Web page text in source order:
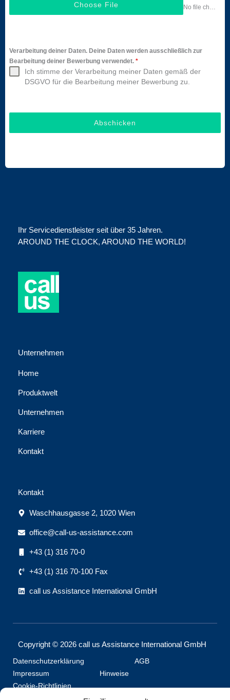
Choose File
Verarbeitung deiner Daten. Deine Daten werden ausschließlich zur
Bearbeitung deiner Bewerbung verwendet. *
Ich stimme der Verarbeitung meiner Daten gemäß der
DSGVO für die Bearbeitung meiner Bewerbung zu.
Abschicken
Ihr Servicedienstleister seit über 35 Jahren.
AROUND THE CLOCK, AROUND THE WORLD!
Unternehmen
Home
Produktwelt
Unternehmen
Karriere
Kontakt
Kontakt
Waschhausgasse 2, 1020 Wien
office@call-us-assistance.com​
+43 (1) 316 70-0
+43 (1) 316 70-100 Fax
call us Assistance International GmbH
Copyright © 2026 call us Assistance International GmbH
Datenschutzerklärung
AGB
Impressum
Hinweise
Cookie-Richtlinien